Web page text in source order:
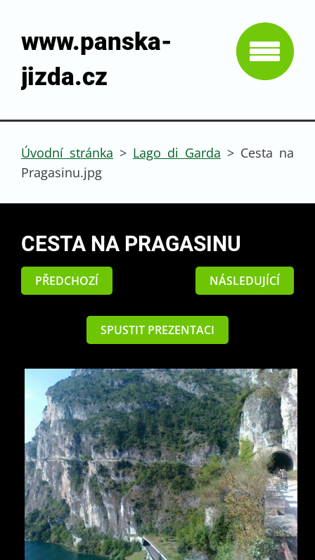
www.panska-
jizda.cz
Úvodní stránka > Lago di Garda > Cesta na
Pragasinu.jpg
CESTA NA PRAGASINU
PŘEDCHOZÍ NÁSLEDUJÍCÍ
SPUSTIT PREZENTACI